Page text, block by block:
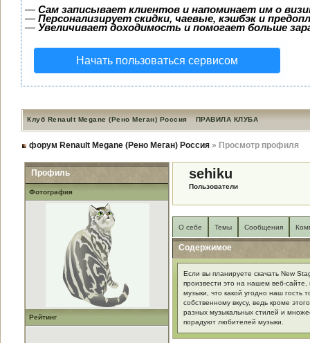
— Сам записывает клиентов и напоминает им о
— Персонализирует скидки, чаевые, кэшбэк и
— Увеличивает доходимость и помогает больше
Начать пользоваться сервисом
Клуб Renault Megane (Рено Меган) Россия ПРАВИЛА КЛУБА
форум Renault Megane (Рено Меган) Россия » Просмотр профиля
Профиль
Фотография
Рейтинг
sehiku
Пользователи
О себе Темы Сообщения
Содержимое
Если вы планируете скачать New
произвести это на нашем веб-сайте,
музыки, что какой угодно наш гость
собственному вкусу, ведь кроме
разных музыкальных стилей и
порадуют любителей музыки.